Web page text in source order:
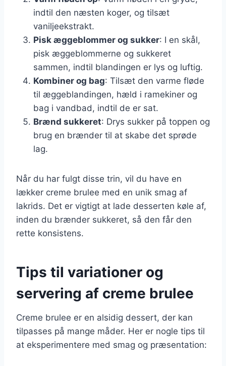
indtil den næsten koger, og tilsæt
vaniljeekstrakt.
Pisk æggeblommer og sukker: I en skål,
pisk æggeblommerne og sukkeret
sammen, indtil blandingen er lys og luftig.
Kombiner og bag: Tilsæt den varme fløde
til æggeblandingen, hæld i ramekiner og
bag i vandbad, indtil de er sat.
Brænd sukkeret: Drys sukker på toppen og
brug en brænder til at skabe det sprøde
lag.
Når du har fulgt disse trin, vil du have en
lækker creme brulee med en unik smag af
lakrids. Det er vigtigt at lade desserten køle af,
inden du brænder sukkeret, så den får den
rette konsistens.
Tips til variationer og
servering af creme brulee
Creme brulee er en alsidig dessert, der kan
tilpasses på mange måder. Her er nogle tips til
at eksperimentere med smag og præsentation: